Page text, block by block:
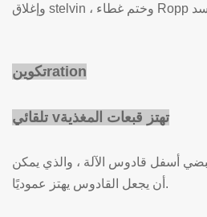
تكوينration
v تهتز قبعات المغذية
أسفل قادوس الآلة ، والذي يمكن
أن يجعل القادوس يهتز عموديًا.